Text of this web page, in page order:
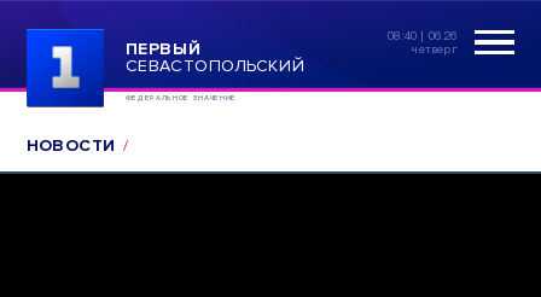
ПЕРВЫЙ
СЕВАСТОПОЛЬСКИЙ
ФЕДЕРАЛЬНОЕ ЗНАЧЕНИЕ
08:40 | 06.26
четверг
НОВОСТИ